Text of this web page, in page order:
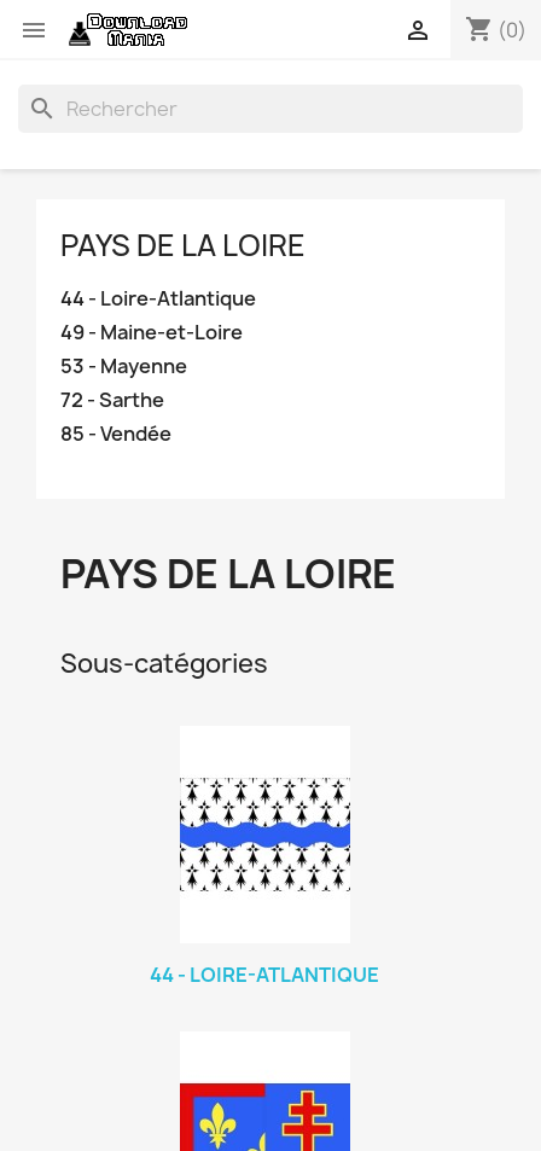
 shopping_cart (0)

search
PAYS DE LA LOIRE
44 - Loire-Atlantique
49 - Maine-et-Loire
53 - Mayenne
72 - Sarthe
85 - Vendée
PAYS DE LA LOIRE
Sous-catégories
44 - LOIRE-ATLANTIQUE